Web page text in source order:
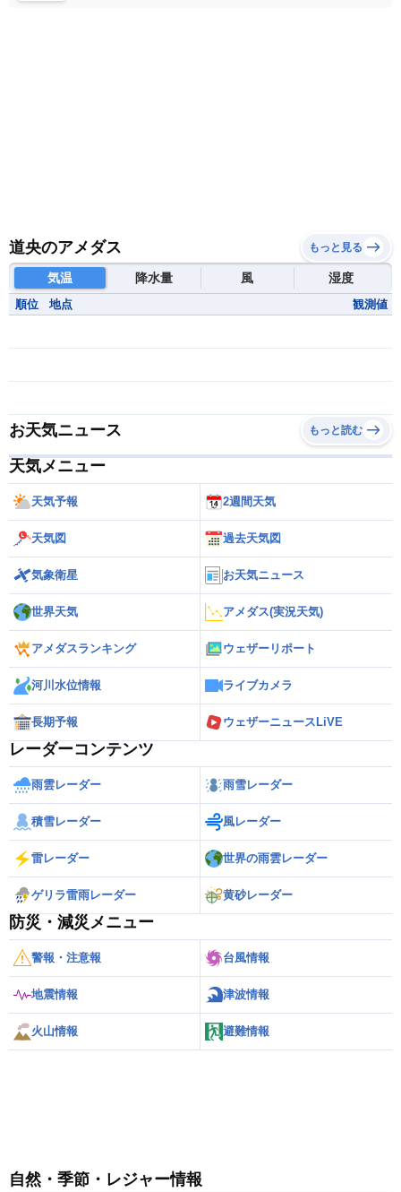
道央のアメダス もっと見る
気温 降水量 風 湿度
順位 地点 観測値
お天気ニュース もっと読む
天気メニュー
天気予報 2週間天気
天気図 過去天気図
気象衛星 お天気ニュース
世界天気 アメダス(実況天気)
アメダスランキング ウェザーリポート
河川水位情報 ライブカメラ
長期予報 ウェザーニュースLiVE
レーダーコンテンツ
雨雲レーダー 雨雪レーダー
積雪レーダー 風レーダー
雷レーダー 世界の雨雲レーダー
ゲリラ雷雨レーダー 黄砂レーダー
防災・減災メニュー
警報・注意報 台風情報
地震情報 津波情報
火山情報 避難情報
自然・季節・レジャー情報